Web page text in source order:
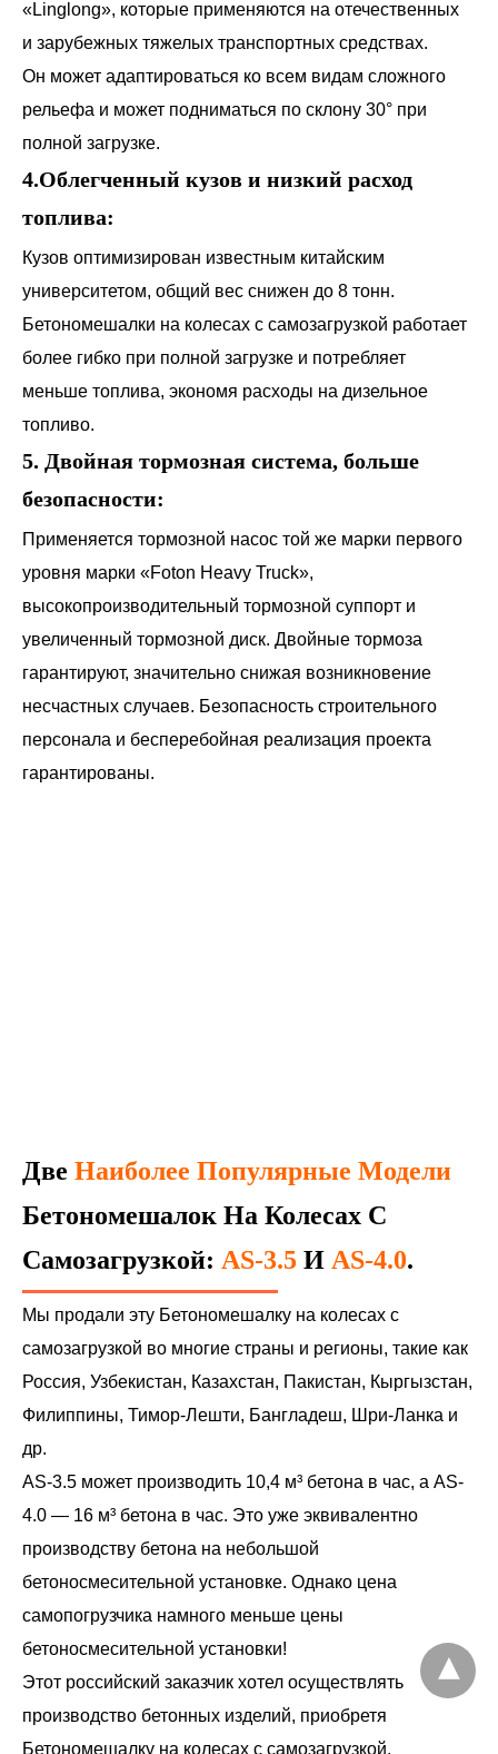
«Linglong», которые применяются на отечественных
и зарубежных тяжелых транспортных средствах.
Он может адаптироваться ко всем видам сложного
рельефа и может подниматься по склону 30° при
полной загрузке.
4.Облегченный кузов и низкий расход
топлива:
Кузов оптимизирован известным китайским
университетом, общий вес снижен до 8 тонн.
Бетономешалки на колесах с самозагрузкой работает
более гибко при полной загрузке и потребляет
меньше топлива, экономя расходы на дизельное
топливо.
5. Двойная тормозная система, больше
безопасности:
Применяется тормозной насос той же марки первого
уровня марки «Foton Heavy Truck»,
высокопроизводительный тормозной суппорт и
увеличенный тормозной диск. Двойные тормоза
гарантируют, значительно снижая возникновение
несчастных случаев. Безопасность строительного
персонала и бесперебойная реализация проекта
гарантированы.
Две Наиболее Популярные Модели
Бетономешалок На Колесах С
Самозагрузкой: AS-3.5 И AS-4.0.
Мы продали эту Бетономешалку на колесах с
самозагрузкой во многие страны и регионы, такие как
Россия, Узбекистан, Казахстан, Пакистан, Кыргызстан,
Филиппины, Тимор-Лешти, Бангладеш, Шри-Ланка и
др.
AS-3.5 может производить 10,4 м³ бетона в час, а AS-
4.0 — 16 м³ бетона в час. Это уже эквивалентно
производству бетона на небольшой
бетоносмесительной установке. Однако цена
самопогрузчика намного меньше цены
бетоносмесительной установки!
Этот российский заказчик хотел осуществлять
производство бетонных изделий, приобретя
Бетономешалку на колесах с самозагрузкой.